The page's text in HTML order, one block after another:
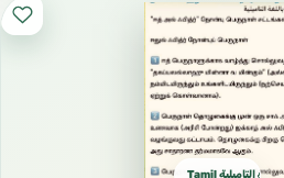
Tamil التاميلية தமிழ்